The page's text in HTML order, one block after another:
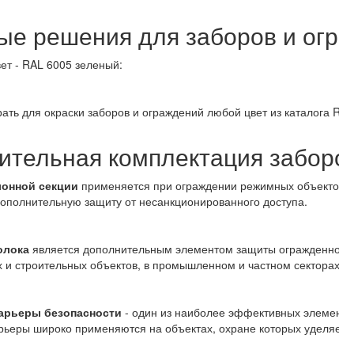
решения для заборов и
- RAL 6005 зеленый:
для окраски заборов и ограждений любой цвет из каталога
комплектация
секции применяется при ограждении режимных
защиту от несанкционированного доступа.
является дополнительным элементом защиты
строительных объектов, в промышленном и частном
безопасности - один из наиболее эффективных
широко применяются на объектах, охране которых